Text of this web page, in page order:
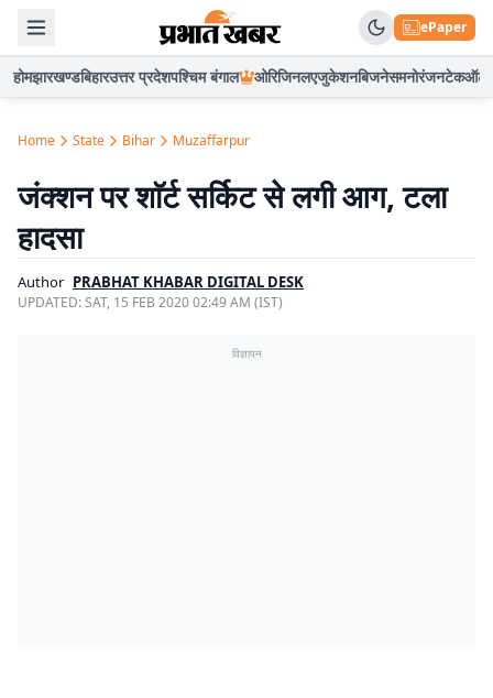
ePaper
होमझारखण्डबिहारउत्तर प्रदेशपश्चिम बंगाल ओरिजिनलएजुकेशनबिजनेसमनोरंजनटेकऑटो
Home State Bihar Muzaffarpur
जंक्शन पर शाॅर्ट सर्किट से लगी आग, टला
हादसा
Author PRABHAT KHABAR DIGITAL DESK
UPDATED:SAT, 15 FEB 2020 02:49 AM (IST)
विज्ञापन